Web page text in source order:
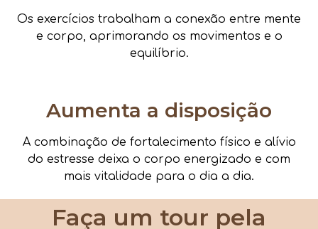
Os exercícios trabalham a conexão entre mente
e corpo, aprimorando os movimentos e o
equilíbrio.
Aumenta a disposição
A combinação de fortalecimento físico e alívio
do estresse deixa o corpo energizado e com
mais vitalidade para o dia a dia.
Faça um tour pela